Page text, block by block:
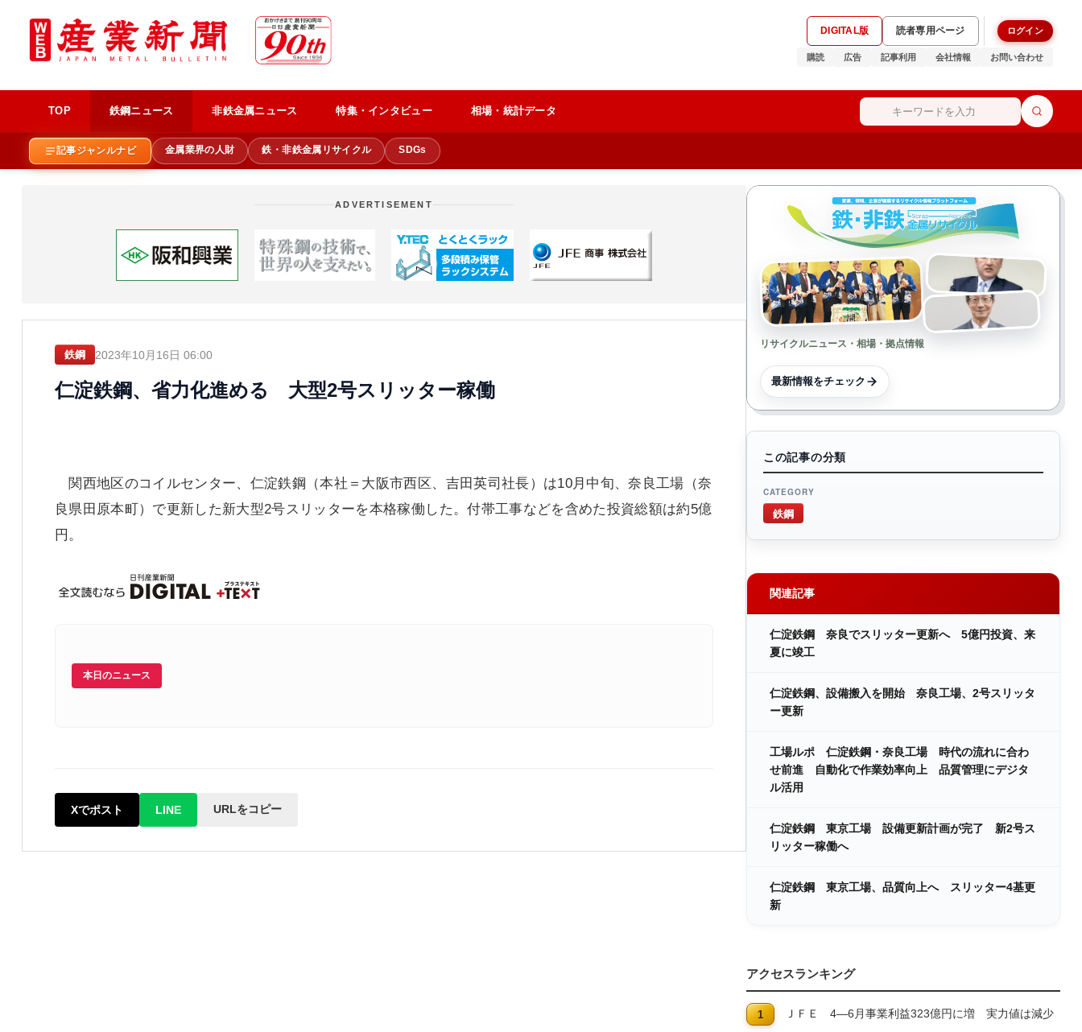
DIGITAL版 読者専用ページ ログイン
購読 広告 記事利用 会社情報 お問い合わせ
TOP 鉄鋼ニュース 非鉄金属ニュース 特集・インタビュー 相場・統計データ
記事ジャンルナビ 金属業界の人財 鉄・非鉄金属リサイクル SDGs
ADVERTISEMENT
鉄鋼 2023年10月16日 06:00
仁淀鉄鋼、省力化進める 大型2号スリッター稼働
関西地区のコイルセンター、仁淀鉄鋼（本社＝大阪市西区、吉田英司社長）は10月中旬、奈良工場（奈
良県田原本町）で更新した新大型2号スリッターを本格稼働した。付帯工事などを含めた投資総額は約5億
円。
本日のニュース
Xでポスト LINE URLをコピー
リサイクルニュース・相場・拠点情報
最新情報をチェック
この記事の分類
CATEGORY
鉄鋼
関連記事
仁淀鉄鋼 奈良でスリッター更新へ 5億円投資、来
夏に竣工
仁淀鉄鋼、設備搬入を開始 奈良工場、2号スリッタ
ー更新
工場ルポ 仁淀鉄鋼・奈良工場 時代の流れに合わ
せ前進 自動化で作業効率向上 品質管理にデジタ
ル活用
仁淀鉄鋼 東京工場 設備更新計画が完了 新2号ス
リッター稼働へ
仁淀鉄鋼 東京工場、品質向上へ スリッター4基更
新
アクセスランキング
ＪＦＥ 4―6月事業利益323億円に増 実力値は減少